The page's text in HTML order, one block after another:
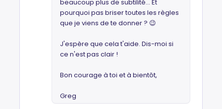
beaucoup plus de subtilité... Et
pourquoi pas briser toutes les règles
que je viens de te donner ? 😉
J'espère que cela t'aide. Dis-moi si
ce n'est pas clair !
Bon courage à toi et à bientôt,
Greg